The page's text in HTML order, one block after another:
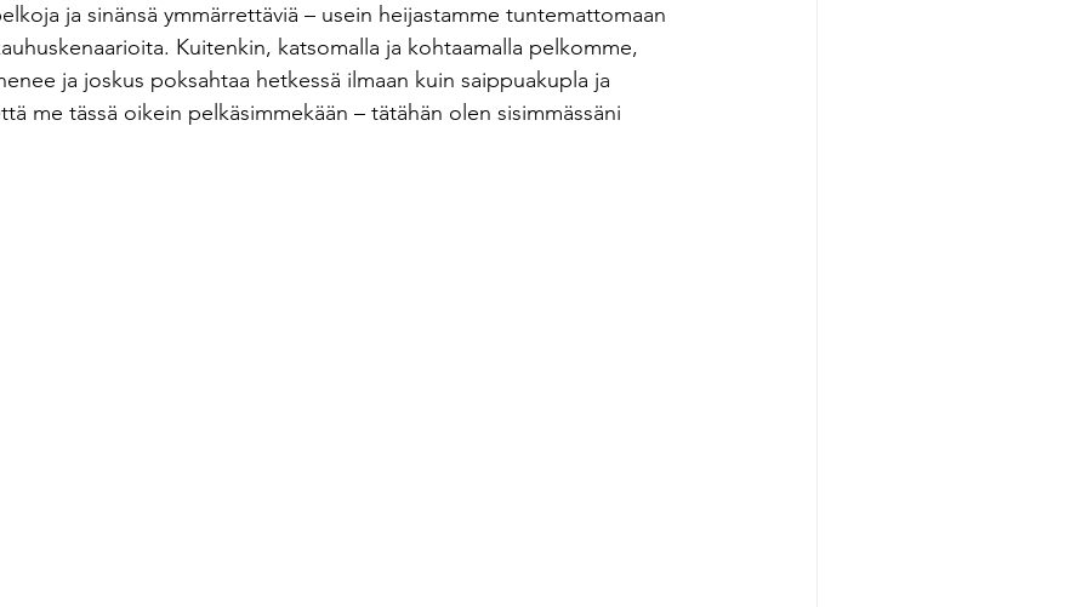
ja sinänsä ymmärrettäviä – usein heijastamme tuntemattomaan
Kuitenkin, katsomalla ja kohtaamalla pelkomme,
ja joskus poksahtaa hetkessä ilmaan kuin saippuakupla ja
me tässä oikein pelkäsimmekään – tätähän olen sisimmässäni